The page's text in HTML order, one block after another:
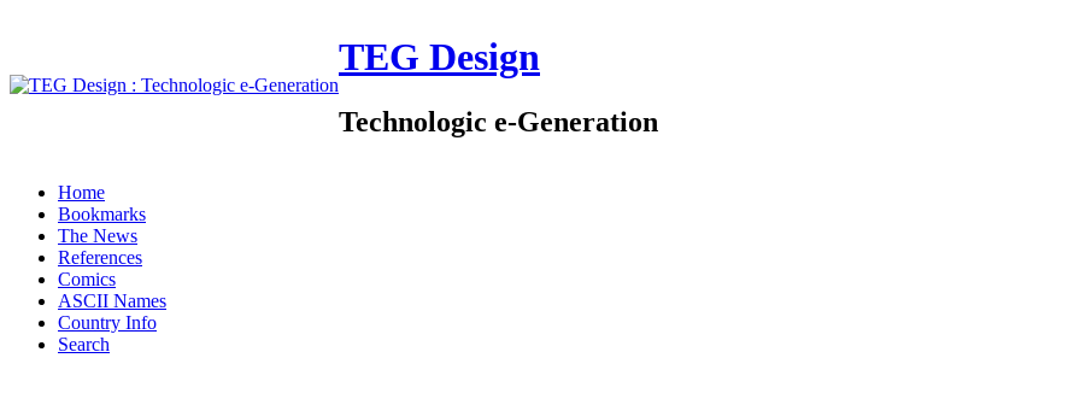
TEG Design
Technologic e-Generation
Home
Bookmarks
The News
References
Comics
ASCII Names
Country Info
Search